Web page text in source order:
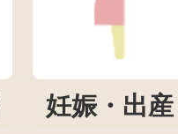
妊娠・出産